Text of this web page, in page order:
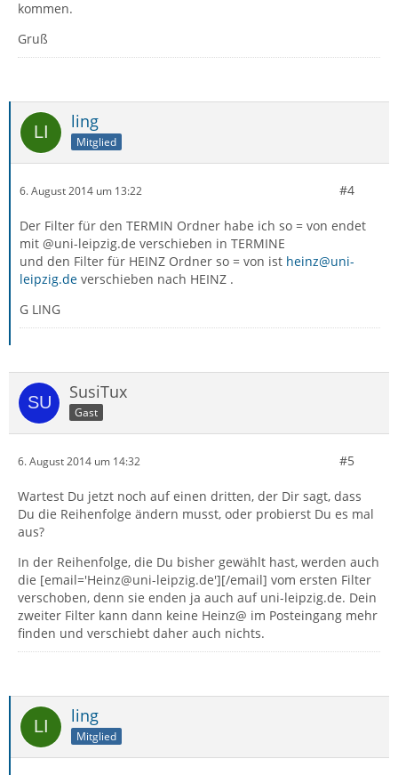
kommen.
Gruß
ling
Mitglied
6. August 2014 um 13:22 #4
Der Filter für den TERMIN Ordner habe ich so = von endet
mit @uni-leipzig.de verschieben in TERMINE
und den Filter für HEINZ Ordner so = von ist heinz@uni-
leipzig.de verschieben nach HEINZ .
G LING
SusiTux
Gast
6. August 2014 um 14:32 #5
Wartest Du jetzt noch auf einen dritten, der Dir sagt, dass
Du die Reihenfolge ändern musst, oder probierst Du es mal
aus?
In der Reihenfolge, die Du bisher gewählt hast, werden auch
die [email='Heinz@uni-leipzig.de'][/email] vom ersten Filter
verschoben, denn sie enden ja auch auf uni-leipzig.de. Dein
zweiter Filter kann dann keine Heinz@ im Posteingang mehr
finden und verschiebt daher auch nichts.
ling
Mitglied